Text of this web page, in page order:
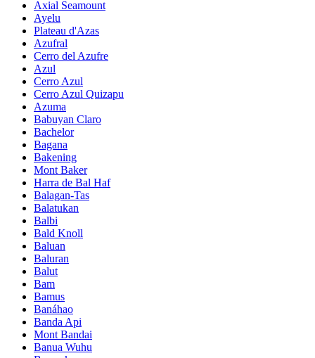
Axial Seamount
Ayelu
Plateau d'Azas
Azufral
Cerro del Azufre
Azul
Cerro Azul
Cerro Azul Quizapu
Azuma
Babuyan Claro
Bachelor
Bagana
Bakening
Mont Baker
Harra de Bal Haf
Balagan-Tas
Balatukan
Balbi
Bald Knoll
Baluan
Baluran
Balut
Bam
Bamus
Banáhao
Banda Api
Mont Bandai
Banua Wuhu